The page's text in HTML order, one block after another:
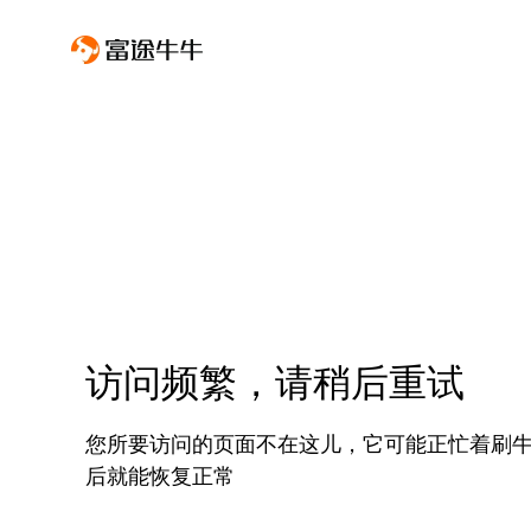
访问频繁，请稍后重试
您所要访问的页面不在这儿，它可能正忙着刷
后就能恢复正常